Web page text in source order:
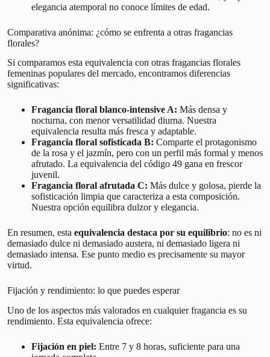
elegancia atemporal no conoce límites de edad.
Comparativa anónima: ¿cómo se enfrenta a otras fragancias
florales?
Si comparamos esta equivalencia con otras fragancias florales
femeninas populares del mercado, encontramos diferencias
significativas:
Fragancia floral blanco-intensive A: Más densa y
nocturna, con menor versatilidad diurna. Nuestra
equivalencia resulta más fresca y adaptable.
Fragancia floral sofisticada B: Comparte el protagonismo
de la rosa y el jazmín, pero con un perfil más formal y menos
afrutado. La equivalencia del código 49 gana en frescor
juvenil.
Fragancia floral afrutada C: Más dulce y golosa, pierde la
sofisticación limpia que caracteriza a esta composición.
Nuestra opción equilibra dulzor y elegancia.
En resumen, esta equivalencia destaca por su equilibrio: no es ni
demasiado dulce ni demasiado austera, ni demasiado ligera ni
demasiado intensa. Ese punto medio es precisamente su mayor
virtud.
Fijación y rendimiento: lo que puedes esperar
Uno de los aspectos más valorados en cualquier fragancia es su
rendimiento. Esta equivalencia ofrece:
Fijación en piel: Entre 7 y 8 horas, suficiente para una